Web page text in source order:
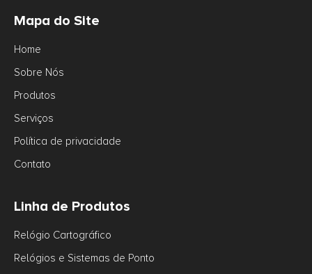
Mapa do Site
Home
Sobre Nós
Produtos
Serviços
Política de privacidade
Contato
Linha de Produtos
Relógio Cartográfico
Relógios e Sistemas de Ponto